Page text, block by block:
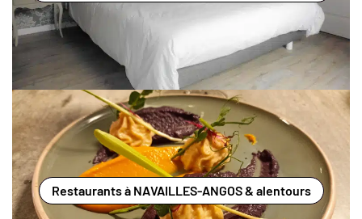
Restaurants à NAVAILLES-ANGOS & alentours